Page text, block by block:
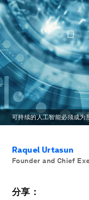
可持续的人工智能必须成为
Raquel Urtasun
Founder and Chief
分享：